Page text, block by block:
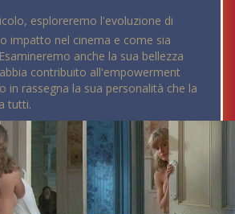
esploreremo l'evoluzione di
impatto nel cinema e come sia
anche la sua bellezza
contribuito all'empowerment
in rassegna la sua personalità che la
tutti.